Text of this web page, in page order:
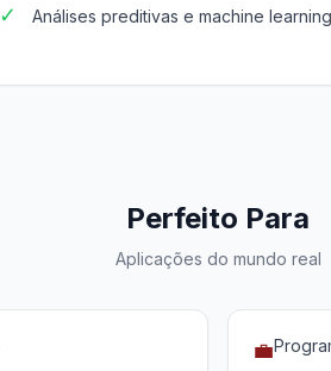
✓ Análises preditivas e machine learning
Perfeito Para
Aplicações do mundo real
💼